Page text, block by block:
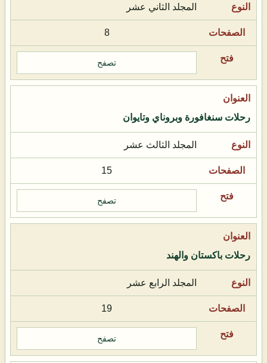
المجلد الثاني عشر
8
تصفح
رحلات سنغافورة وبروناي وتايوان
المجلد الثالث عشر
15
تصفح
رحلات باكستان والهند
المجلد الرابع عشر
19
تصفح